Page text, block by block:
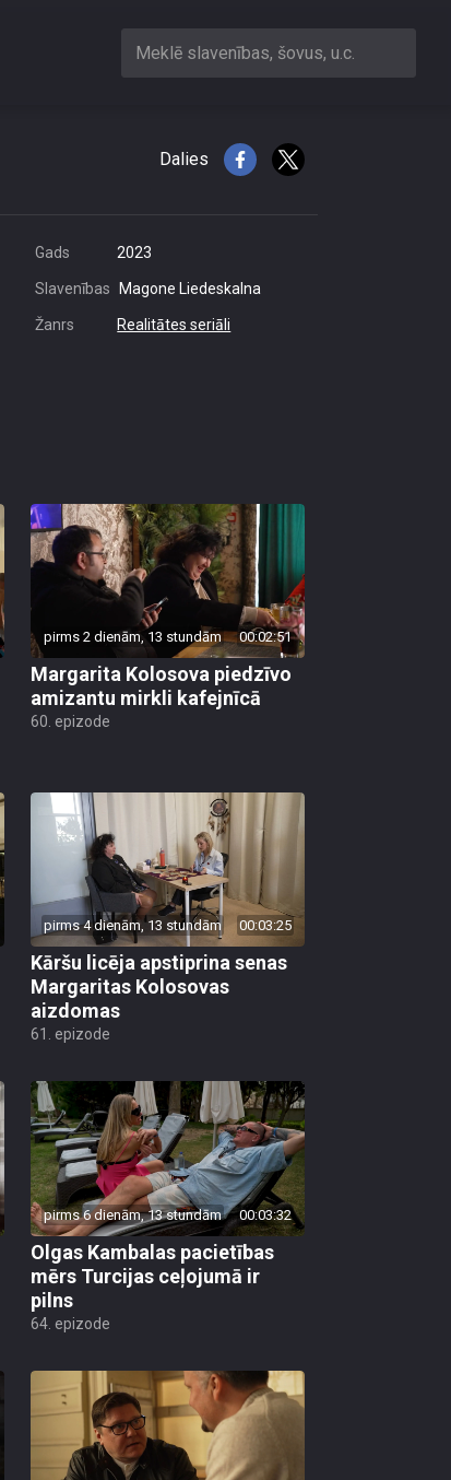
Meklē slavenības, šovus, u.c.
Dalies
Gads 2023
Slavenības Magone Liedeskalna
Žanrs Realitātes seriāli
pirms 2 dienām, 13 stundām 00:02:51
Margarita Kolosova piedzīvo
amizantu mirkli kafejnīcā
60. epizode
pirms 4 dienām, 13 stundām 00:03:25
Kāršu licēja apstiprina senas
Margaritas Kolosovas
aizdomas
61. epizode
pirms 6 dienām, 13 stundām 00:03:32
Olgas Kambalas pacietības
mērs Turcijas ceļojumā ir
pilns
64. epizode